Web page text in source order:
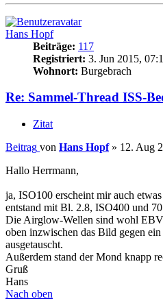
Hans Hopf
Beiträge: 117
Registriert: 3. Jun 2015,
Wohnort: Burgebrach
Re: Sammel-Thread ISS-
Zitat
Beitrag von Hans Hopf» 12. Aug
Hallo Herrmann,
ja, ISO100 erscheint mir auch
entstand mit Bl. 2.8, ISO400 und
Die Airglow-Wellen sind wohl
oben inzwischen das Bild gegen ein
ausgetauscht.
Außerdem stand der Mond knapp
Gruß
Hans
Nach oben